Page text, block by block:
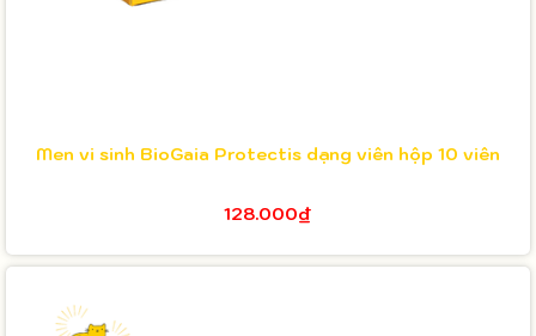
Men vi sinh BioGaia Protectis dạng viên hộp 10 viên
128.000₫